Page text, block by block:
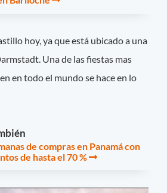
hoy, ya que está ubicado a una
Una de las fiestas mas
en todo el mundo se hace en lo
de compras en Panamá con
de hasta el 70 %